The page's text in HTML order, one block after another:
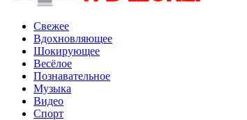
Свежее
Вдохновляющее
Шокирующее
Весёлое
Познавательное
Музыка
Видео
Спорт